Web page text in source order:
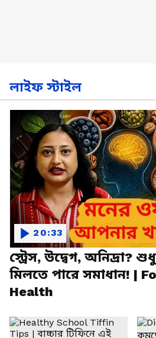
লাইফ স্টাইল
স্ট্রেস, উদ্বেগ, অনিদ্রা?
মিলতে পারে সমাধান! |
Health
20:33